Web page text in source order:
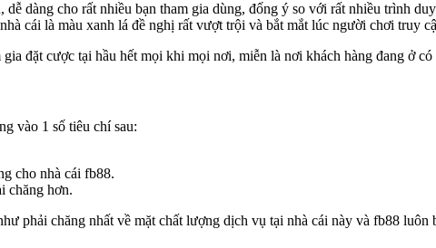
dàng cho rất nhiều bạn tham gia dùng, đống ý so với rất nhiều trình
cái là màu xanh lá đề nghị rất vượt trội và bắt mắt lúc người chơi truy
đặt cược tại hầu hết mọi khi mọi nơi, miễn là nơi khách hàng đang ở
vào 1 số tiêu chí sau:
cho nhà cái fb88.
chăng hơn.
phải chăng nhất về mặt chất lượng dịch vụ tại nhà cái này và fb88